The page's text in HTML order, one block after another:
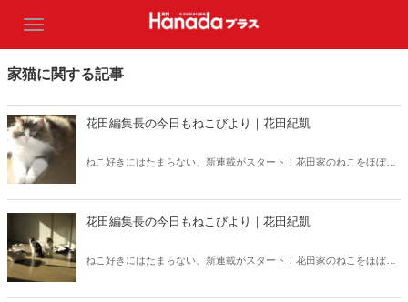
家猫に関する記事
花田編集長の今日もねこびより｜花田紀凱
ねこ好きにはたまらない、新連載がスタート！花田家のねこをほぼ
に、涙が止まりません……。
花田編集長の今日もねこびより｜花田紀凱
ねこ好きにはたまらない、新連載がスタート！花田家のねこをほぼ